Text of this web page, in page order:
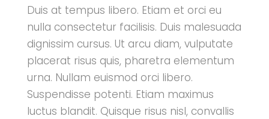
Duis at tempus libero. Etiam et orci eu
nulla consectetur facilisis. Duis malesuada
dignissim cursus. Ut arcu diam, vulputate
placerat risus quis, pharetra elementum
urna. Nullam euismod orci libero.
Suspendisse potenti. Etiam maximus
luctus blandit. Quisque risus nisl, convallis